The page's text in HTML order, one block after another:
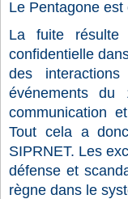
Le Pentagone
La fuite résulte
confidentielle
des
événements du
communication
Tout cela a
SIPRNET. Les
défense et
règne dans le